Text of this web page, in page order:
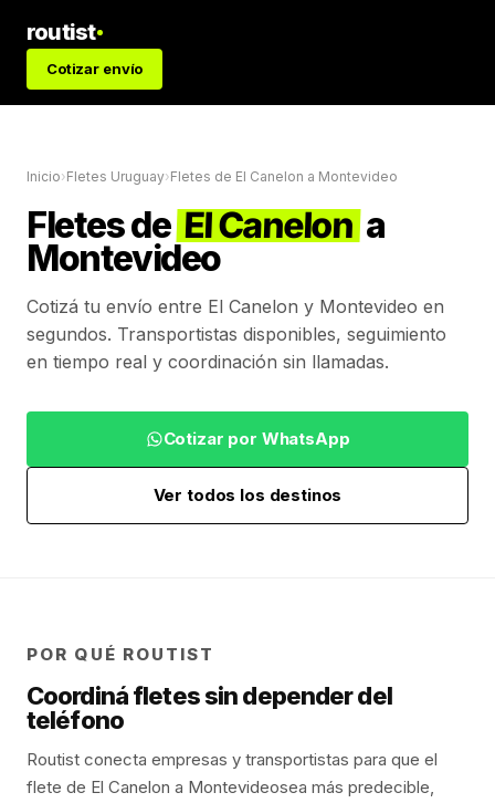
routist
Cotizar envío
Inicio›Fletes Uruguay›Fletes de El Canelon a Montevideo
Fletes de El Canelon a
Montevideo
Cotizá tu envío entre El Canelon y Montevideo en
segundos. Transportistas disponibles, seguimiento
en tiempo real y coordinación sin llamadas.
Cotizar por WhatsApp
Ver todos los destinos
POR QUÉ ROUTIST
Coordiná fletes sin depender del
teléfono
Routist conecta empresas y transportistas para que el
flete de El Canelon a Montevideosea más predecible,